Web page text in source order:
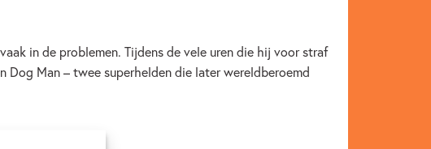
in de problemen. Tijdens de vele uren die hij voor straf
Man – twee superhelden die later wereldberoemd